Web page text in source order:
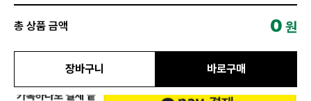
총 상품 금액 0 원
장바구니 바로구매